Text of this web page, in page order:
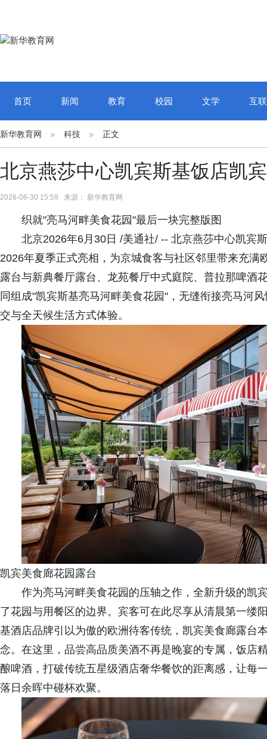
首页 新闻 教育 校园 文学 互
新华教育网 科技 正文
北京燕莎中心凯宾斯基饭店凯
2026-06-30 15:59 来源： 新华教育网
织就"亮马河畔美食花园"最后一块完整版图
北京2026年6月30日 /美通社/ -- 北京燕莎中心凯宾
2026年夏季正式亮相，为京城食客与社区邻里带来充
露台与新典餐厅露台、龙苑餐厅中式庭院、普拉那啤酒
同组成"凯宾斯基亮马河畔美食花园"，无缝衔接亮马河
交与全天候生活方式体验。
凯宾美食廊花园露台
作为亮马河畔美食花园的压轴之作，全新升级的凯
了花园与用餐区的边界。宾客可在此尽享从清晨第一缕
基酒店品牌引以为傲的欧洲待客传统，凯宾美食廊露台
念。在这里，品尝高品质美酒不再是晚宴的专属，饭店
酿啤酒，打破传统五星级酒店奢华餐饮的距离感，让每
落日余晖中碰杯欢聚。